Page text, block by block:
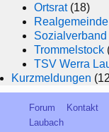
Ortsrat(18)
Realgemeinde
Sozialverband
Trommelstock
TSV Werra
Kurzmeldungen
Forum
Kontakt
Laubach